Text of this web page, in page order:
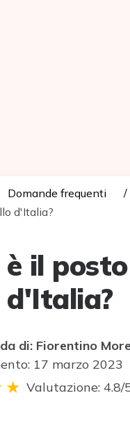
Domande frequenti
d'Italia?
è il
d'Italia?
di: Fiorentino
17 marzo 2023
Valutazione: 4.8/